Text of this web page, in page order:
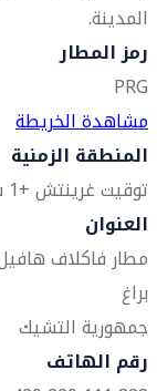
المدينة.
رمز المطار
PRG
مشاهدة الخريطة
المنطقة الزمنية
توقيت غرينتش +1 ساعة
العنوان
مطار فاكلاف
براغ
جمهورية التشيك
رقم الهاتف